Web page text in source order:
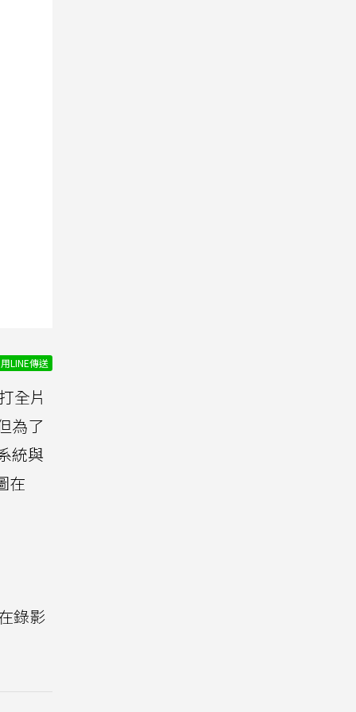
用LINE傳送
全片
為了
統與
在
錄影